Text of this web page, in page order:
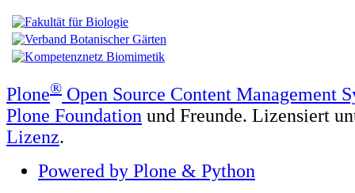
Plone® Open Source Content Management
Plone Foundation und Freunde. Lizensiert
Lizenz.
Powered by Plone & Python